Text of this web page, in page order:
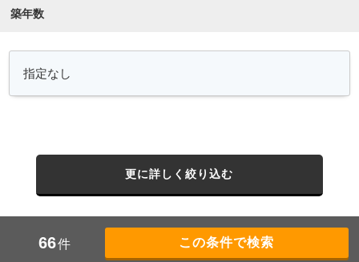
築年数
更に詳しく絞り込む
66件